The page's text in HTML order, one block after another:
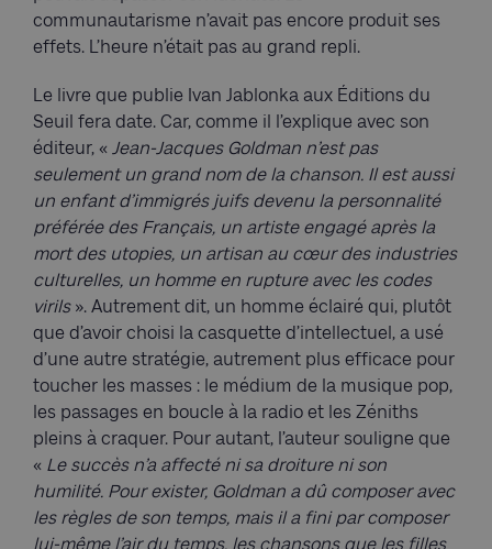
communautarisme n’avait pas encore produit ses
effets. L’heure n’était pas au grand repli.
Le livre que publie Ivan Jablonka aux Éditions du
Seuil fera date. Car, comme il l’explique avec son
éditeur, « Jean-Jacques Goldman n’est pas
seulement un grand nom de la chanson. Il est aussi
un enfant d’immigrés juifs devenu la personnalité
préférée des Français, un artiste engagé après la
mort des utopies, un artisan au cœur des industries
culturelles, un homme en rupture avec les codes
virils». Autrement dit, un homme éclairé qui, plutôt
que d’avoir choisi la casquette d’intellectuel, a usé
d’une autre stratégie, autrement plus efficace pour
toucher les masses : le médium de la musique pop,
les passages en boucle à la radio et les Zéniths
pleins à craquer. Pour autant, l’auteur souligne que
« Le succès n’a affecté ni sa droiture ni son
humilité. Pour exister, Goldman a dû composer avec
les règles de son temps, mais il a fini par composer
lui-même l’air du temps, les chansons que les filles